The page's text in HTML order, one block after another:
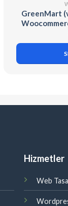
GreenMart
Hizmetler
Web